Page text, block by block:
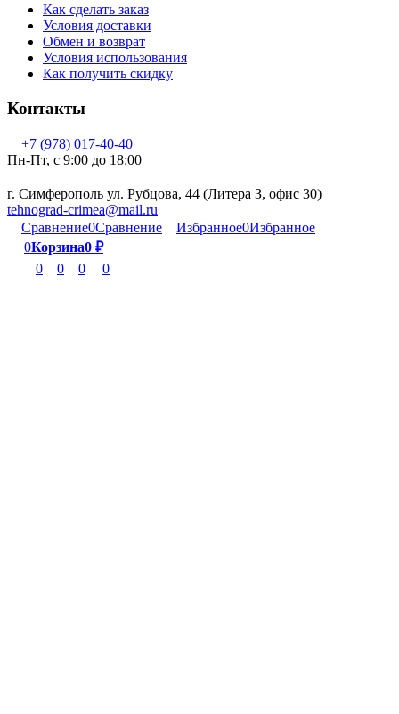
Как сделать заказ
Условия доставки
Обмен и возврат
Условия использования
Как получить скидку
Контакты
+7 (978) 017-40-40
Пн-Пт, c 9:00 до 18:00
г. Симферополь ул. Рубцова, 44 (Литера З, офис 30)
tehnograd-crimea@mail.ru
Сравнение0Сравнение Избранное0Избранное
0Корзина0 ₽
0
0 0 0